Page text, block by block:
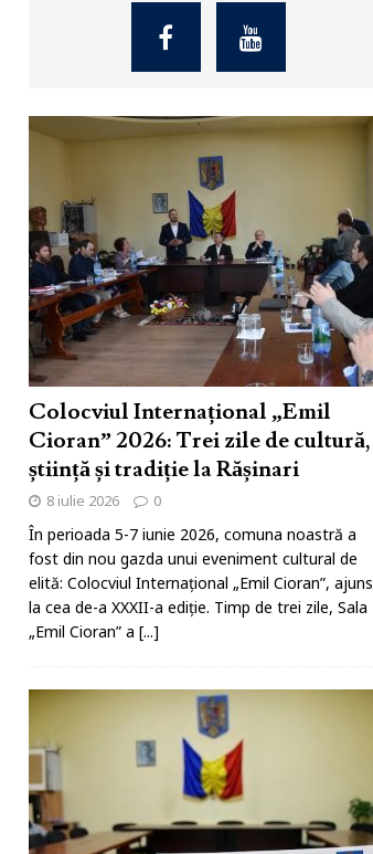
Colocviul Internațional „Emil
Cioran” 2026: Trei zile de cultură,
știință și tradiție la Rășinari
8 iulie 2026 0
În perioada 5-7 iunie 2026, comuna noastră a
fost din nou gazda unui eveniment cultural de
elită: Colocviul Internațional „Emil Cioran”, ajuns
la cea de-a XXXII-a ediție. Timp de trei zile, Sala
„Emil Cioran” a [...]